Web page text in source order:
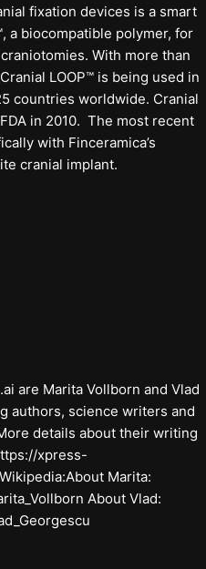
fixation devices is a smart
a biocompatible polymer, for
With more than
LOOP™ is being used in
countries worldwide. Cranial
in 2010. The most recent
with Finceramica’s
cranial implant.
are Marita Vollborn and Vlad
authors, science writers and
details about their writing
xpress-
Marita:
About Vlad: